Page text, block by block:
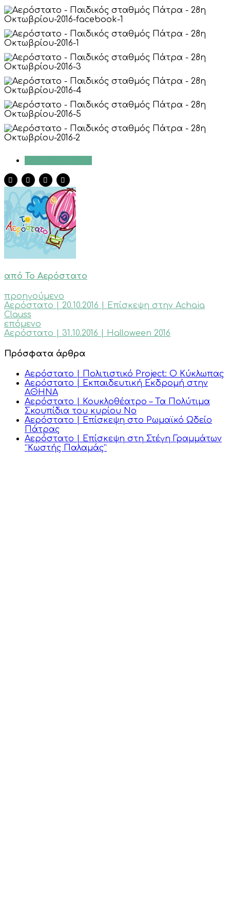
από Το Αερόστατο
προηγούμενο
Αερόστατο | 20.10.2016 | Επίσκεψη στην Achaia
Clauss
επόμενο
Αερόστατο | 31.10.2016 | Halloween 2016
Πρόσφατα άρθρα
Αερόστατο | Πολιτιστικό Project: Ο Κύκλωπας
Αερόστατο | Εκπαιδευτική Εκδρομή στην
ΑΘΗΝΑ
Αερόστατο | Κουκλοθέατρο – Τα Πολύτιμα
Σκουπίδια του κυρίου Νο
Αερόστατο | Επίσκεψη στο Ρωμαϊκό Ωδείο
Πάτρας
Αερόστατο | Επίσκεψη στη Στέγη Γραμμάτων
“Κωστής Παλαμάς”